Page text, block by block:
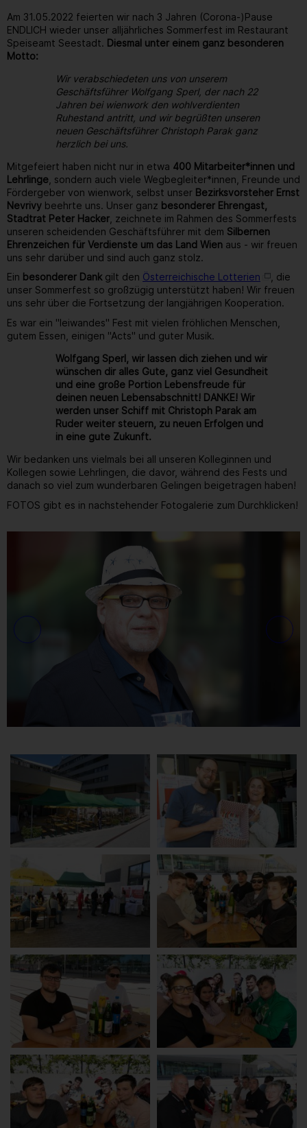
Am 31.05.2022 feierten wir nach 3 Jahren (Corona-)Pause
ENDLICH wieder unser alljährliches Sommerfest im Restaurant
Speiseamt Seestadt. Diesmal unter einem ganz besonderen
Motto:
Wir verabschiedeten uns von unserem
Geschäftsführer Wolfgang Sperl, der nach 22
Jahren bei wienwork den wohlverdienten
Ruhestand antritt, und wir begrüßten unseren
neuen Geschäftsführer Christoph Parak ganz
herzlich bei uns.
Mitgefeiert haben nicht nur in etwa 400 Mitarbeiter*innen und
Lehrlinge , sondern auch viele Wegbegleiter*innen, Freunde und
Fördergeber von wienwork, selbst unser Bezirksvorsteher Ernst
Nevrivy beehrte uns. Unser ganz besonderer Ehrengast,
Stadtrat Peter Hacker , zeichnete im Rahmen des Sommerfests
unseren scheidenden Geschäftsführer mit dem Silbernen
Ehrenzeichen für Verdienste um das Land Wien aus - wir freuen
uns sehr darüber und sind auch ganz stolz.
Ein besonderer Dank gilt den Österreichische Lotterien
, die
unser Sommerfest so großzügig unterstützt haben! Wir freuen
uns sehr über die Fortsetzung der langjährigen Kooperation.
Es war ein "leiwandes" Fest mit vielen fröhlichen Menschen,
gutem Essen, einigen "Acts" und guter Musik.
Wolfgang Sperl, wir lassen dich ziehen und wir
wünschen dir alles Gute, ganz viel Gesundheit
und eine große Portion Lebensfreude für
deinen neuen Lebensabschnitt! DANKE! Wir
werden unser Schiff mit Christoph Parak am
Ruder weiter steuern, zu neuen Erfolgen und
in eine gute Zukunft.
Wir bedanken uns vielmals bei all unseren Kolleginnen und
Kollegen sowie Lehrlingen, die davor, während des Fests und
danach so viel zum wunderbaren Gelingen beigetragen haben!
FOTOS gibt es in nachstehender Fotogalerie zum Durchklicken!